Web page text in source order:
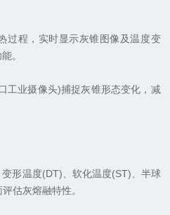
程，实时显示灰锥图像及温度变
。
业摄像头)捕捉灰锥形态变化，减
形温度(DT)、软化温度(ST)、半球
估灰熔融特性。